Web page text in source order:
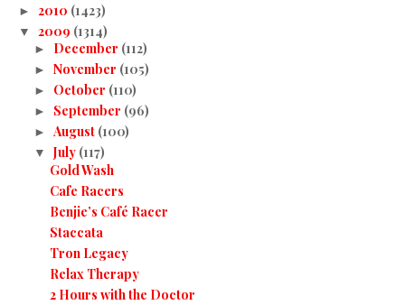
► 2010 (1423)
▼ 2009 (1314)
► December (112)
► November (105)
► October (110)
► September (96)
► August (100)
▼ July (117)
Gold Wash
Cafe Racers
Benjie’s Café Racer
Staccata
Tron Legacy
Relax Therapy
2 Hours with the Doctor